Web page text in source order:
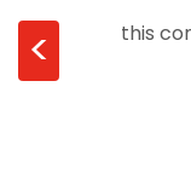
< this